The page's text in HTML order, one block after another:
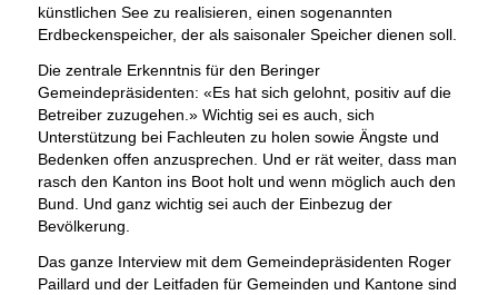
künstlichen See zu realisieren, einen sogenannten
Erdbeckenspeicher, der als saisonaler Speicher dienen soll.
Die zentrale Erkenntnis für den Beringer
Gemeindepräsidenten: «Es hat sich gelohnt, positiv auf die
Betreiber zuzugehen.» Wichtig sei es auch, sich
Unterstützung bei Fachleuten zu holen sowie Ängste und
Bedenken offen anzusprechen. Und er rät weiter, dass man
rasch den Kanton ins Boot holt und wenn möglich auch den
Bund. Und ganz wichtig sei auch der Einbezug der
Bevölkerung.
Das ganze Interview mit dem Gemeindepräsidenten Roger
Paillard und der Leitfaden für Gemeinden und Kantone sind